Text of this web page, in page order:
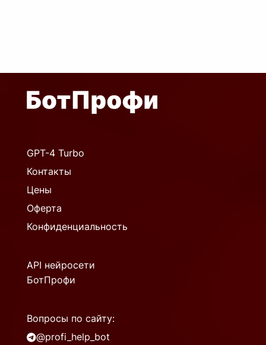
GPT-4 Turbo
Контакты
Цены
Оферта
Конфиденциальность
API нейросети
БотПрофи
Вопросы по сайту:
@profi_help_bot